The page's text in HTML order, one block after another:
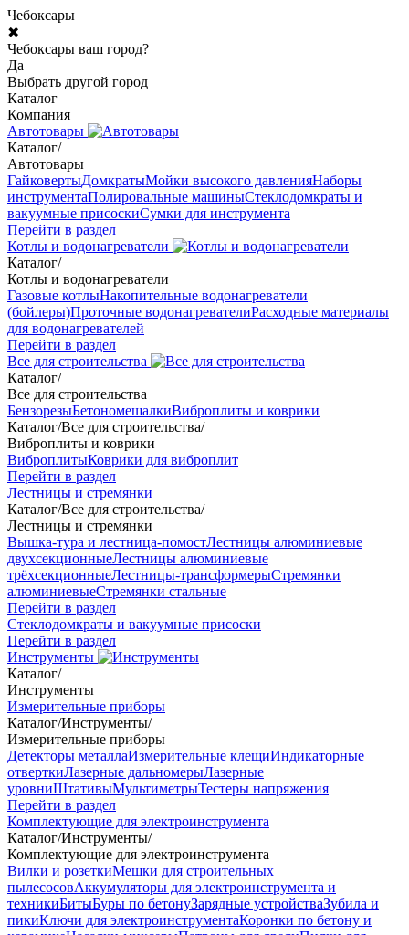
Чебоксары
✖
Чебоксары ваш город?
Да
Выбрать другой город
Каталог
Компания
Автотовары
Каталог/
Автотовары
ГайковертыДомкратыМойки высокого давленияНаборы
инструментаПолировальные машиныСтеклодомкраты и
вакуумные присоскиСумки для инструмента
Перейти в раздел
Котлы и водонагреватели
Каталог/
Котлы и водонагреватели
Газовые котлыНакопительные водонагреватели
(бойлеры)Проточные водонагревателиРасходные материалы
для водонагревателей
Перейти в раздел
Все для строительства
Каталог/
Все для строительства
БензорезыБетономешалкиВиброплиты и коврики
Каталог/Все для строительства/
Виброплиты и коврики
ВиброплитыКоврики для виброплит
Перейти в раздел
Лестницы и стремянки
Каталог/Все для строительства/
Лестницы и стремянки
Вышка-тура и лестница-помостЛестницы алюминиевые
двухсекционныеЛестницы алюминиевые
трёхсекционныеЛестницы-трансформерыСтремянки
алюминиевыеСтремянки стальные
Перейти в раздел
Стеклодомкраты и вакуумные присоски
Перейти в раздел
Инструменты
Каталог/
Инструменты
Измерительные приборы
Каталог/Инструменты/
Измерительные приборы
Детекторы металлаИзмерительные клещиИндикаторные
отверткиЛазерные дальномерыЛазерные
уровниШтативыМультиметрыТестеры напряжения
Перейти в раздел
Комплектующие для электроинструмента
Каталог/Инструменты/
Комплектующие для электроинструмента
Вилки и розеткиМешки для строительных
пылесосовАккумуляторы для электроинструмента и
техникиБитыБуры по бетонуЗарядные устройстваЗубила и
пикиКлючи для электроинструментаКоронки по бетону и